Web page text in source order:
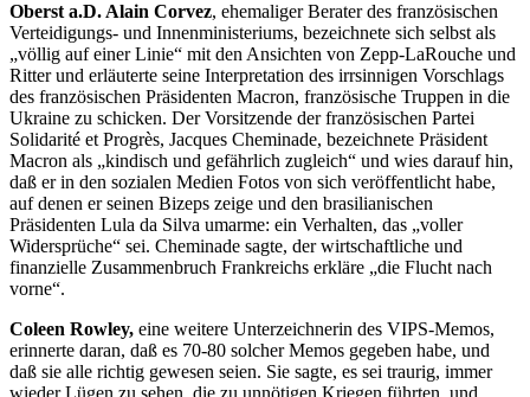
Oberst a.D. Alain Corvez, ehemaliger Berater des französischen
Verteidigungs- und Innenministeriums, bezeichnete sich selbst als
„völlig auf einer Linie“ mit den Ansichten von Zepp-LaRouche und
Ritter und erläuterte seine Interpretation des irrsinnigen Vorschlags
des französischen Präsidenten Macron, französische Truppen in die
Ukraine zu schicken. Der Vorsitzende der französischen Partei
Solidarité et Progrès, Jacques Cheminade, bezeichnete Präsident
Macron als „kindisch und gefährlich zugleich“ und wies darauf hin,
daß er in den sozialen Medien Fotos von sich veröffentlicht habe,
auf denen er seinen Bizeps zeige und den brasilianischen
Präsidenten Lula da Silva umarme: ein Verhalten, das „voller
Widersprüche“ sei. Cheminade sagte, der wirtschaftliche und
finanzielle Zusammenbruch Frankreichs erkläre „die Flucht nach
vorne“.
Coleen Rowley, eine weitere Unterzeichnerin des VIPS-Memos,
erinnerte daran, daß es 70-80 solcher Memos gegeben habe, und
daß sie alle richtig gewesen seien. Sie sagte, es sei traurig, immer